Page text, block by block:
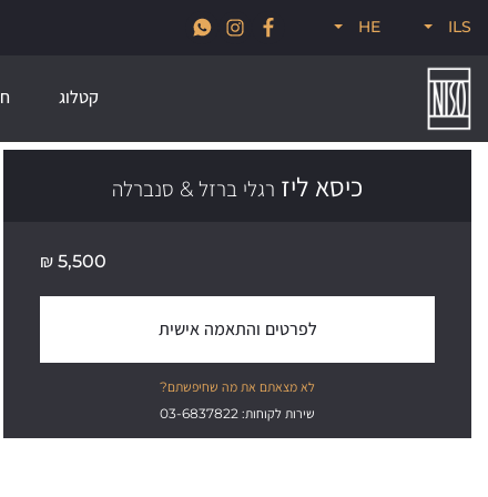
ILS
HEחדש לקיץ 2026, קולקציות סטרים, פודל, ונודוס
קטלוג
כיסא ליז רגלי ברזל & סנברלה
5,500
₪
לפרטים והתאמה אישית
לא מצאתם את מה שחיפשתם?
שירות לקוחות: 03-6837822